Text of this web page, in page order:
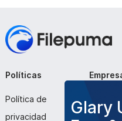
Glary
Políticas
Política de
privacidad
Sobre